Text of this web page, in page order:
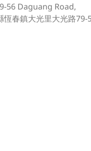
56 Daguang Road,
春鎮大光里大光路79-